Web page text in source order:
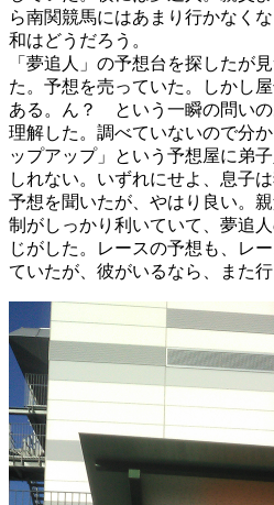
ら南関競馬にはあまり行かなく
和はどうだろう。
「夢追人」の予想台を探したが
た。予想を売っていた。しかし
ある。ん？ という一瞬の問いの
理解した。調べていないので分
ップアップ」という予想屋に弟
しれない。いずれにせよ、息子
予想を聞いたが、やはり良い。
制がしっかり利いていて、夢追
じがした。レースの予想も、レ
ていたが、彼がいるなら、また